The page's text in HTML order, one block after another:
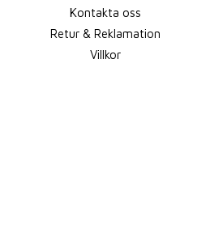
Kontakta oss
Retur & Reklamation
Villkor